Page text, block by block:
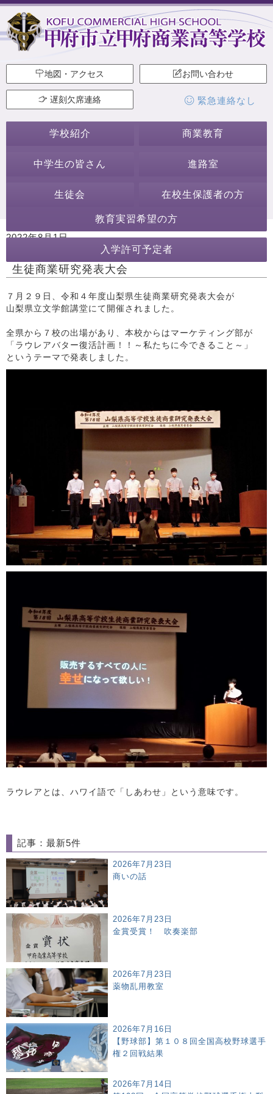
地図・アクセス お問い合わせ
遅刻欠席連絡 緊急連絡なし
学校紹介 商業教育
中学生の皆さん 進路室
生徒会 在校生保護者の方
教育実習希望の方
入学許可予定者
2022年8月1日
行事・活動 その他の行事・活動
生徒商業研究発表大会
７月２９日、令和４年度山梨県生徒商業研究発表大会が
山梨県立文学館講堂にて開催されました。
全県から７校の出場があり、本校からはマーケティング部が
「ラウレアバター復活計画！！～私たちに今できること～」
というテーマで発表しました。
ラウレアとは、ハワイ語で「しあわせ」という意味です。
記事：最新5件
2026年7月23日
商いの話
2026年7月23日
金賞受賞！ 吹奏楽部
2026年7月23日
薬物乱用教室
2026年7月16日
【野球部】第１０８回全国高校野球選手
権２回戦結果
2026年7月14日